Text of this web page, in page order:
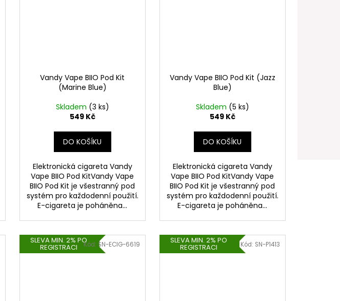
Vandy Vape BIIO Pod Kit
(Marine Blue)
Skladem (3 ks)
549 Kč
DO KOŠÍKU
Elektronická cigareta Vandy
Vape BIIO Pod KitVandy Vape
BIIO Pod Kit je všestranný pod
systém pro každodenní použití.
E-cigareta je poháněna...
Vandy Vape BIIO Pod Kit (Jazz
Blue)
Skladem (5 ks)
549 Kč
DO KOŠÍKU
Elektronická cigareta Vandy
Vape BIIO Pod KitVandy Vape
BIIO Pod Kit je všestranný pod
systém pro každodenní použití.
E-cigareta je poháněna...
SLEVA MIN. 2% PO
REGISTRACI Kód: SN-ECIG-6619 SLEVA MIN. 2% PO
REGISTRACI Kód: SN-P1413